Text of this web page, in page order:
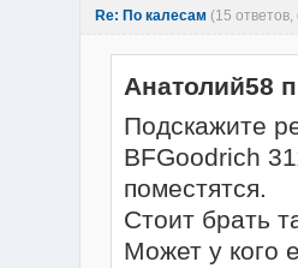
Re: По калесам (15
Анатолий58
Подскажите
BFGoodrich
поместятся.
Стоит брать
Может у кого